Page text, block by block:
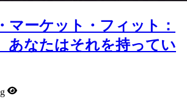
マーケット・フィット：
あなたはそれを持ってい